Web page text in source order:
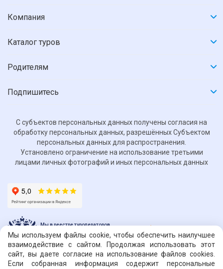
Компания
Каталог туров
Родителям
Подпишитесь
С субъектов персональных данных получены согласия на
обработку персональных данных, разрешённых Субъектом
персональных данных для распространения.
Установлено ограничение на использование третьими
лицами личных фотографий и иных персональных данных
© ОOO «Туроператор путешествий «Нильс»»
Мы в реестре туроператоров
РТО 023476
Мы используем файлы cookie, чтобы обеспечить наилучшее
взаимодействие с сайтом. Продолжая использовать этот
сайт, вы даете согласие на использование файлов cookies.
Если собранная информация содержит персональные